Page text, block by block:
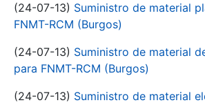
(24-07-13) Suministro de material
FNMT-RCM (Burgos)
(24-07-13) Suministro de material
para FNMT-RCM (Burgos)
(24-07-13) Suministro de material